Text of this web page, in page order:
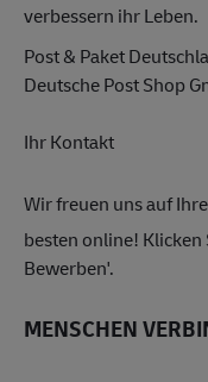
verbessern ihr Leben.
Post & Paket
Deutsche Post Shop
Ihr Kontakt
Wir freuen uns auf
besten online! Klicken
Bewerben'.
MENSCHEN